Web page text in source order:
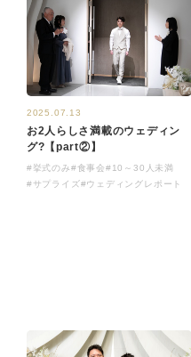
2025.07.13
お2人らしさ満載のウェディン
グ?【part②】
#挙式のみ#食事会#10～30人未満
#サプライズ#ウェディングレポート